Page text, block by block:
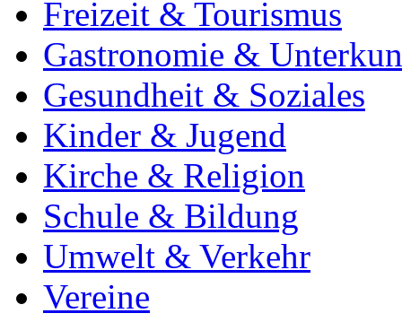
Freizeit & Tourismus
Gastronomie &
Gesundheit & Soziales
Kinder & Jugend
Kirche & Religion
Schule & Bildung
Umwelt & Verkehr
Vereine